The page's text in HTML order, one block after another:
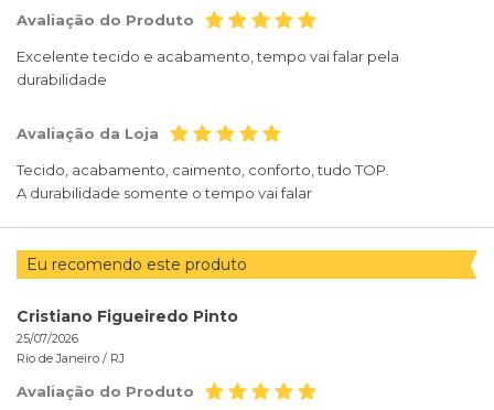
Avaliação do Produto
Excelente tecido e acabamento, tempo vai falar pela
durabilidade
Avaliação da Loja
Tecido, acabamento, caimento, conforto, tudo TOP.
A durabilidade somente o tempo vai falar
Eu recomendo este produto
Cristiano Figueiredo Pinto
25/07/2026
Rio de Janeiro / RJ
Avaliação do Produto